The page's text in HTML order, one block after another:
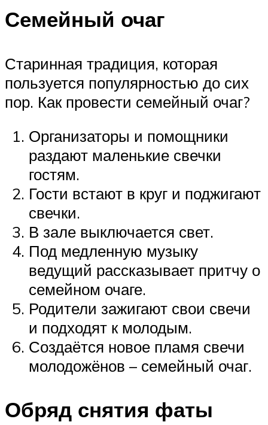
Семейный очаг
Старинная традиция, которая
пользуется популярностью до сих
пор. Как провести семейный очаг?
Организаторы и помощники
раздают маленькие свечки
гостям.
Гости встают в круг и поджигают
свечки.
В зале выключается свет.
Под медленную музыку
ведущий рассказывает притчу о
семейном очаге.
Родители зажигают свои свечи
и подходят к молодым.
Создаётся новое пламя свечи
молодожёнов – семейный очаг.
Обряд снятия фаты